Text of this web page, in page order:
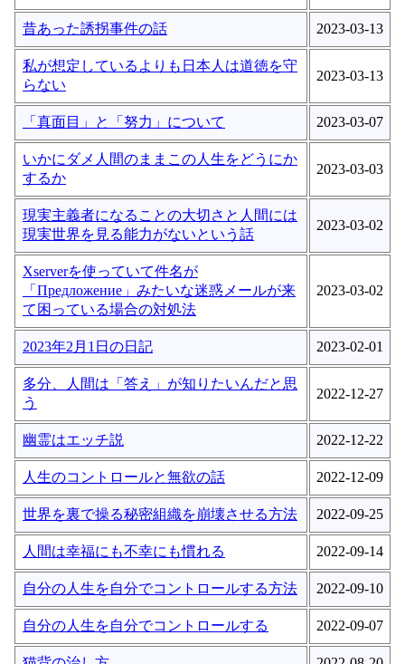
昔あった誘拐事件の話 2023-03-13
私が想定しているよりも日本人は道徳を守
らない
2023-03-13
「真面目」と「努力」について 2023-03-07
いかにダメ人間のままこの人生をどうにか
するか
2023-03-03
現実主義者になることの大切さと人間には
現実世界を見る能力がないという話
2023-03-02
Xserverを使っていて件名が
「Предложение」みたいな迷惑メールが来
て困っている場合の対処法
2023-03-02
2023年2月1日の日記 2023-02-01
多分、人間は「答え」が知りたいんだと思
う
2022-12-27
幽霊はエッチ説 2022-12-22
人生のコントロールと無欲の話 2022-12-09
世界を裏で操る秘密組織を崩壊させる方法 2022-09-25
人間は幸福にも不幸にも慣れる 2022-09-14
自分の人生を自分でコントロールする方法 2022-09-10
自分の人生を自分でコントロールする 2022-09-07